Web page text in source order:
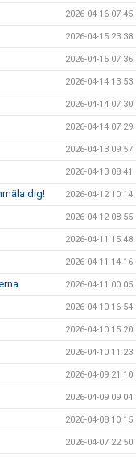
2026-04-16 07:45
2026-04-15 23:38
2026-04-15 07:36
2026-04-14 13:53
2026-04-14 07:30
2026-04-14 07:29
2026-04-13 09:57
2026-04-13 08:41
dig! 2026-04-12 10:14
2026-04-12 08:55
2026-04-11 15:48
2026-04-11 14:16
2026-04-11 00:05
2026-04-10 16:54
2026-04-10 15:20
2026-04-10 11:23
2026-04-09 21:10
2026-04-09 09:04
2026-04-08 10:15
2026-04-07 22:50